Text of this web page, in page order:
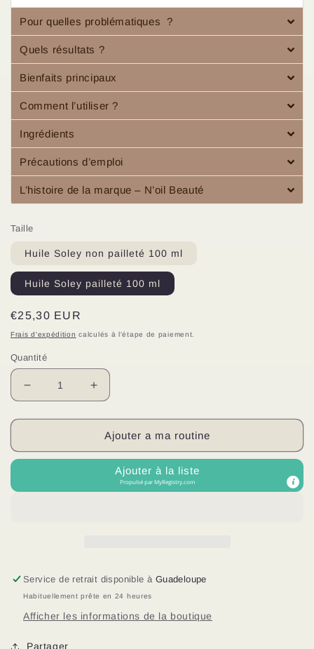
Pour quelles problématiques ?
Quels résultats ?
Bienfaits principaux
Comment l’utiliser ?
Ingrédients
Précautions d’emploi
L’histoire de la marque – N’oil Beauté
Taille
Huile Soley non pailleté 100 ml
Huile Soley pailleté 100 ml
Prix
habituel
€25,30 EUR
Frais d'expédition calculés à l'étape de paiement.
Quantité
Réduire
la
quantité
Huile
Augmenter
la
quantité
de
Huile
Soley
Ajouter a ma routine
Ajouter à la liste
Propulsé parMyRegistry.com
Service de retrait disponible à Guadeloupe
Habituellement prête en 24 heures
Afficher les informations de la boutique
Partager